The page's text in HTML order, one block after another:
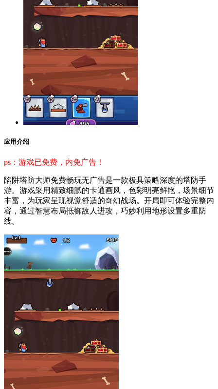
应用介绍
ps：游戏已免费，内免广告！
陷阱塔防大师免费畅玩无广告是一款极具策略深度的塔防手
游。游戏采用精致细腻的卡通画风，色彩明亮鲜艳，场景细节
丰富，为玩家呈现视觉舒适的奇幻战场。开局即可体验完整内
容，通过智慧布局抵御敌人进攻，巧妙利用地形设置多重防
线。